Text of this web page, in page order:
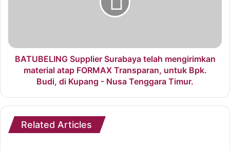
BATUBELING Supplier Surabaya telah mengirimkan
material atap FORMAX Transparan, untuk Bpk.
Budi, di Kupang - Nusa Tenggara Timur.
Related Articles